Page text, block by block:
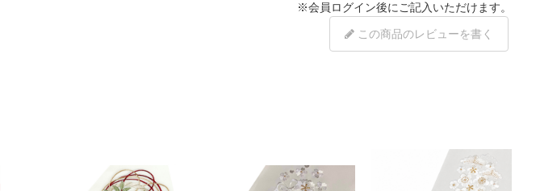
※会員ログイン後にご記入いただけます。
この商品のレビューを書く